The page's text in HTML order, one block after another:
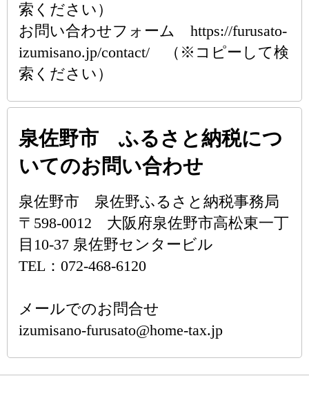
索ください）
お問い合わせフォーム https://furusato-
izumisano.jp/contact/ （※コピーして検
索ください）
泉佐野市 ふるさと納税につ
いてのお問い合わせ
泉佐野市 泉佐野ふるさと納税事務局
〒598-0012 大阪府泉佐野市高松東一丁
目10-37 泉佐野センタービル
TEL：072-468-6120
メールでのお問合せ
izumisano-furusato@home-tax.jp